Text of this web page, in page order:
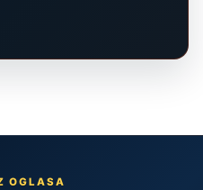
OGLASA